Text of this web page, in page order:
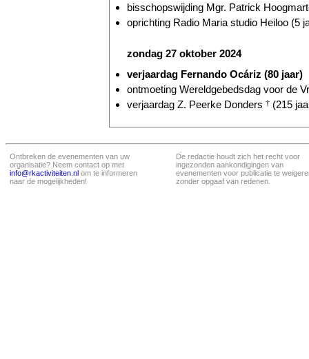
bisschopswijding Mgr. Patrick
oprichting Radio Maria studio Heiloo (5
zondag 27 oktober 2024
verjaardag Fernando Ocáriz (80 jaar)
ontmoeting Wereldgebedsdag voor de
verjaardag Z. Peerke Donders † (215
Ontbreken de evenementen van uw
organisatie? Neem contact op met
info@rkactiviteiten.nl om te informeren
naar de mogelijkheden!
De redactie houdt zich het recht voor
ingezonden aankondigingen van
evenementen voor publicatie te
zonder opgaaf van redenen.